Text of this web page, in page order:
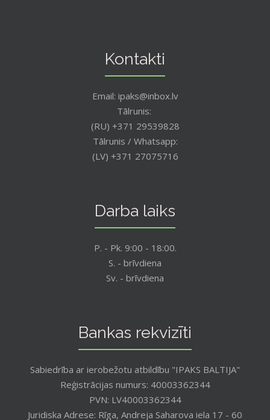
Kontakti
Email: ipaks@inbox.lv
Tālrunis:
(RU) +371 29539828
Tālrunis / Whatsapp:
(LV) +371 27075716
Darba laiks
P. - Pk. 9:00 - 18:00.
S. - brīvdiena
Sv. - brīvdiena
Bankas rekvizīti
Sabiedrība ar ierobežotu atbildību "IPAKS BALTIJA"
Reģistrācijas numurs: 40003362344
PVN: LV40003362344
Juridiska Adrese: Rīga, Andreja Saharova iela 17 - 60